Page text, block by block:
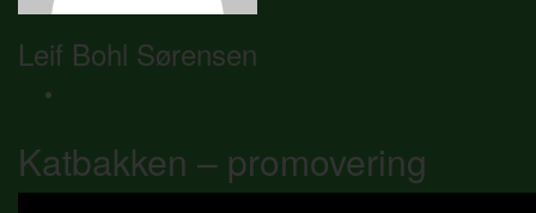
Leif Bohl Sørensen
Katbakken – promovering